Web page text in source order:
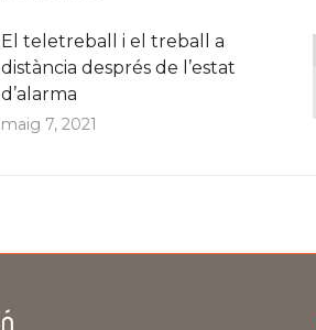
El teletreball i el treball a
distància després de l’estat
d’alarma
maig 7, 2021